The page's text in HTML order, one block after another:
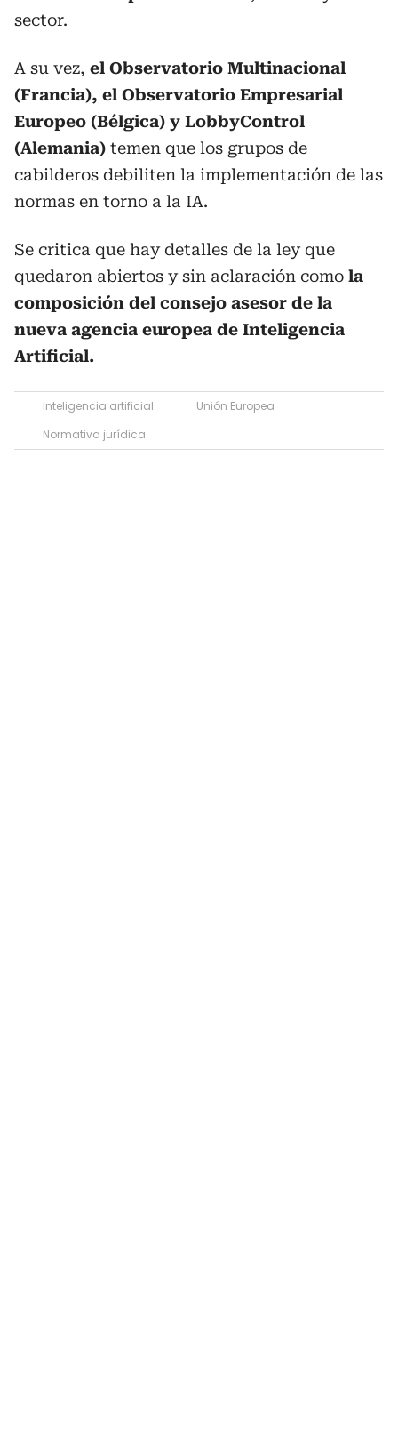
sector.
A su vez, el Observatorio Multinacional
(Francia), el Observatorio Empresarial
Europeo (Bélgica) y LobbyControl
(Alemania) temen que los grupos de
cabilderos debiliten la implementación de las
normas en torno a la IA.
Se critica que hay detalles de la ley que
quedaron abiertos y sin aclaración como la
composición del consejo asesor de la
nueva agencia europea de Inteligencia
Artificial.
Inteligencia artificial
Unión Europea
Normativa jurídica